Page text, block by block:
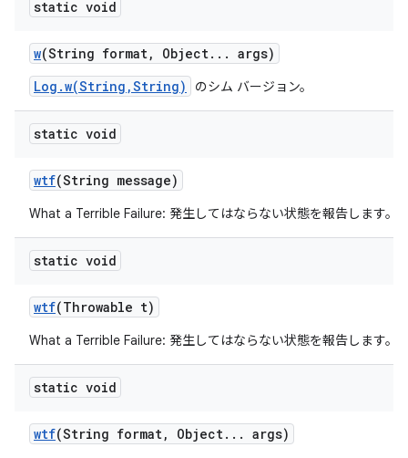
static void
w(String format, Object. . . args)
Log.w(String,String)
のシム バージョン。
static void
wtf(String message)
What a Terrible Failure: 発生してはならない状態を報告します。
static void
wtf(Throwable t)
What a Terrible Failure: 発生してはならない状態を報告します。
static void
wtf(String format, Object. . . args)